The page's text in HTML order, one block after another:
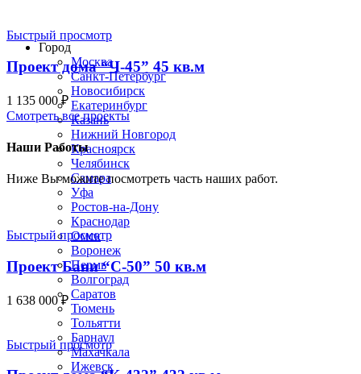
Город
Москва
Санкт-Петербург
Новосибирск
Екатеринбург
Казань
Нижний Новгород
Красноярск
Челябинск
Самара
Уфа
Ростов-на-Дону
Краснодар
Омск
Воронеж
Пермь
Волгоград
Саратов
Тюмень
Тольятти
Барнаул
Махачкала
Ижевск
Быстрый просмотр
Проект дома “Ч-45” 45 кв.м
1 135 000₽
Смотреть все проекты
Наши Работы
Ниже Вы можите посмотреть часть наших работ.
Быстрый просмотр
Проект Бани “С-50” 50 кв.м
1 638 000₽
Быстрый просмотр